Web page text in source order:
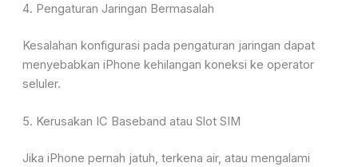
4. Pengaturan Jaringan Bermasalah
Kesalahan konfigurasi pada pengaturan jaringan dapat
menyebabkan iPhone kehilangan koneksi ke operator
seluler.
5. Kerusakan IC Baseband atau Slot SIM
Jika iPhone pernah jatuh, terkena air, atau mengalami